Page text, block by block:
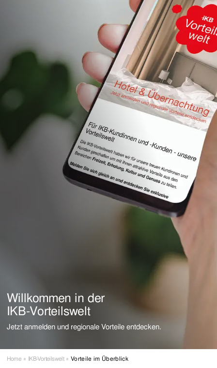
Willkommen in der
IKB-Vorteilswelt
Jetzt anmelden und regionale Vorteile entdecken.
Home IKB-Vorteilswelt Vorteile im Überblick